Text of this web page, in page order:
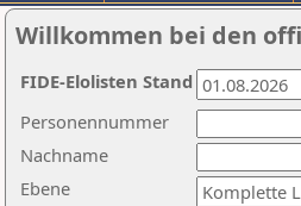
Willkommen bei den
Nachname
Ebene
Personennummer
FIDE-Elolisten Stand